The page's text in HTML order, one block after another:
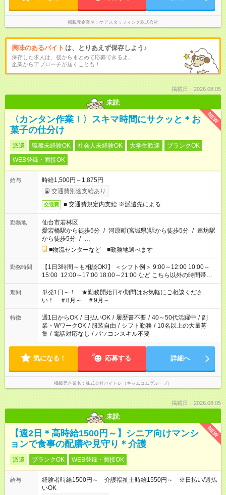
掲載元企業名 ケアスタッフィング株式会社
興味のあるバイト は、とりあえず保存しよう♪
保存した求人は、後からまとめて応募できるよ。
企業からアプローチが届くことも！
掲載日：2026.08.05
未読
NEW
〈カンタン作業！〉スキマ時間にサクッと＊お
菓子の仕分け
派遣 職種未経験OK 社会人未経験OK 大学生歓迎
ブランクOK
WEB登録・面接OK
給与
時給1,500円～1,875円
交通費別途支給あり
交通費 ■ 交通費規定内支給 ※派遣先による
勤務地
仙台市若林区
愛宕橋駅から徒歩5分 / 河原町(宮城県)駅から徒歩5分 / 連坊駅
から徒歩5分 / …
■物流センターなど ■勤務地選べます
勤務時間
【1日3時間～も相談OK!】 ＜シフト例＞ 9:00～12:00 10:00～
15:00 12:00～17:00 18:00～21:00 など こちら以外の時間帯も
お気軽にご相談ください！
期間
単発1日～！ ★勤務開始日や期間はお気軽にご相談くださ
い！ ＃8月～ ＃9月～
特徴 週1日からOK / 日払いOK / 履歴書不要 / 40～50代活躍中 / 副
業・WワークOK / 服装自由 / シフト勤務 / 10名以上の大量募
集 / 電話対応なし / パソコンスキル不要
気になる！ 応募する 詳細へ
掲載元企業名 株式会社バイトレ（キャムコムグループ）
掲載日：2026.08.05
未読
NEW
【週2日＊高時給1500円～】シニア向けマンシ
ョンで食事の配膳や見守り＊介護
派遣 ブランクOK WEB登録・面接OK
給与
経験者時給1500円～ 介護福祉士時給1550円～ ※日払い/週払
いOK